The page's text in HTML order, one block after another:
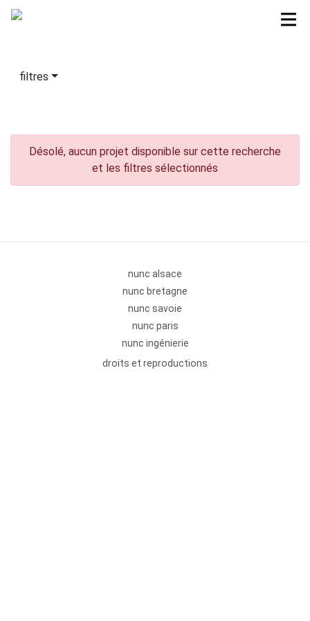
filtres
Désolé, aucun projet disponible sur cette recherche
et les filtres sélectionnés
nunc alsace
nunc bretagne
nunc savoie
nunc paris
nunc ingénierie
droits et reproductions